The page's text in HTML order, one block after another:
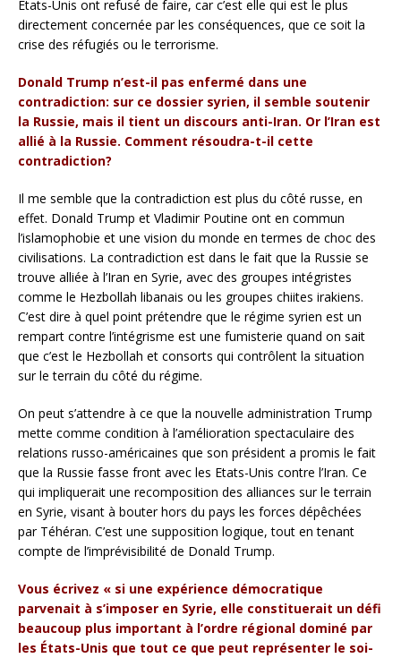
Etats-Unis ont refusé de faire, car c’est elle qui est le plus
directement concernée par les conséquences, que ce soit la
crise des réfugiés ou le terrorisme.
Donald Trump n’est-il pas enfermé dans une
contradiction: sur ce dossier syrien, il semble soutenir
la Russie, mais il tient un discours anti-Iran. Or l’Iran est
allié à la Russie. Comment résoudra-t-il cette
contradiction?
Il me semble que la contradiction est plus du côté russe, en
effet. Donald Trump et Vladimir Poutine ont en commun
l’islamophobie et une vision du monde en termes de choc des
civilisations. La contradiction est dans le fait que la Russie se
trouve alliée à l’Iran en Syrie, avec des groupes intégristes
comme le Hezbollah libanais ou les groupes chiites irakiens.
C’est dire à quel point prétendre que le régime syrien est un
rempart contre l’intégrisme est une fumisterie quand on sait
que c’est le Hezbollah et consorts qui contrôlent la situation
sur le terrain du côté du régime.
On peut s’attendre à ce que la nouvelle administration Trump
mette comme condition à l’amélioration spectaculaire des
relations russo-américaines que son président a promis le fait
que la Russie fasse front avec les Etats-Unis contre l’Iran. Ce
qui impliquerait une recomposition des alliances sur le terrain
en Syrie, visant à bouter hors du pays les forces dépêchées
par Téhéran. C’est une supposition logique, tout en tenant
compte de l’imprévisibilité de Donald Trump.
Vous écrivez « si une expérience démocratique
parvenait à s’imposer en Syrie, elle constituerait un défi
beaucoup plus important à l’ordre régional dominé par
les États-Unis que tout ce que peut représenter le soi-